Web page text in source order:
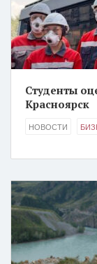
Студенты
Красноярск
НОВОСТИ